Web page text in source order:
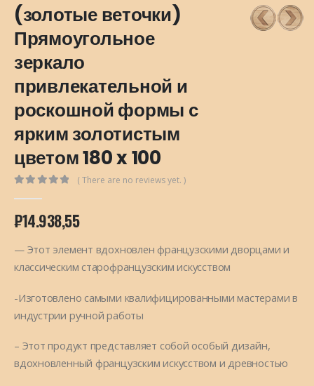
(золотые веточки)
Прямоугольное
зеркало
привлекательной и
роскошной формы с
ярким золотистым
цветом 180 x 100
( There are no reviews yet. )
₽14.938,55
— Этот элемент вдохновлен французскими дворцами и
классическим старофранцузским искусством
-Изготовлено самыми квалифицированными мастерами в
индустрии ручной работы
– Этот продукт представляет собой особый дизайн,
вдохновленный французским искусством и древностью